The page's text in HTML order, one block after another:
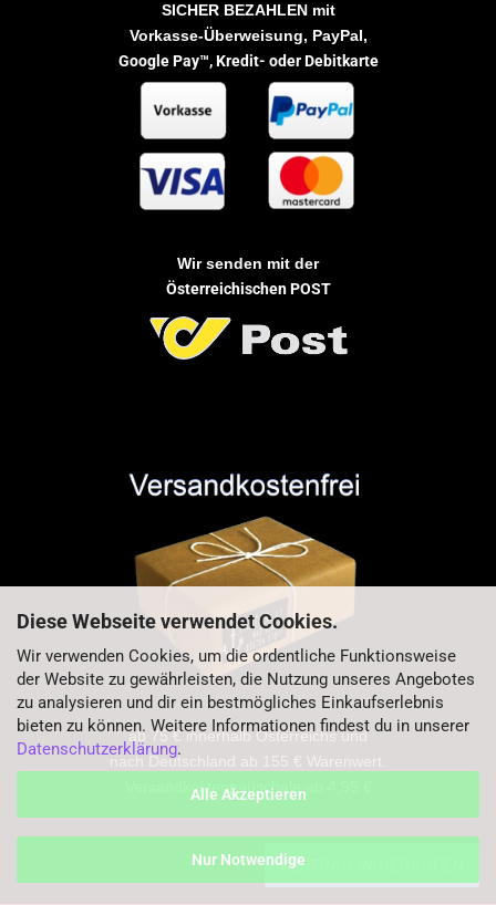
Diese Webseite verwendet Cookies.
Wir verwenden Cookies, um die ordentliche Funktionsweise
der Website zu gewährleisten, die Nutzung unseres Angebotes
zu analysieren und dir ein bestmögliches Einkaufserlebnis
bieten zu können. Weitere Informationen findest du in unserer
Datenschutzerklärung.
Alle Akzeptieren
Nur Notwendige
SICHER BEZAHLENmit
Vorkasse-Überweisung, PayPal,
Google Pay™,Kredit- oder Debitkarte
Wir senden mit der
Österreichischen POST
ab 75 € innerhalb Österreichs und
nach Deutschland ab 155 € Warenwert.
Versandkostenpauschale ab 4,95 €
VERTRAG WIDERRUFEN